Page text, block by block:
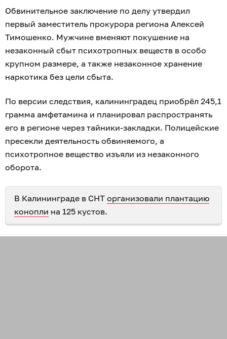
Обвинительное заключение по делу утвердил
первый заместитель прокурора региона Алексей
Тимошенко. Мужчине вменяют покушение на
незаконный сбыт психотропных веществ в особо
крупном размере, а также незаконное хранение
наркотика без цели сбыта.
По версии следствия, калининградец приобрёл 245,1
грамма амфетамина и планировал распространять
его в регионе через тайники-закладки. Полицейские
пресекли деятельность обвиняемого, а
психотропное вещество изъяли из незаконного
оборота.
В Калининграде в СНТ организовали плантацию
конопли на 125 кустов.